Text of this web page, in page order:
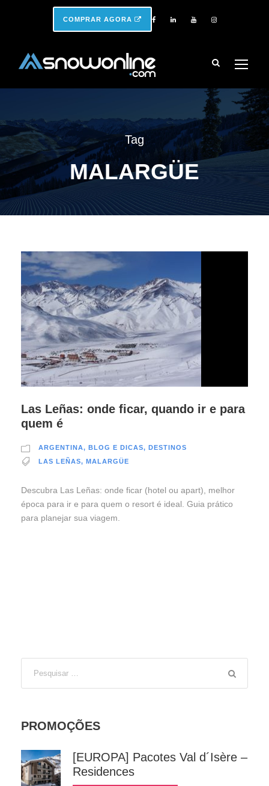
COMPRAR AGORA
Tag
MALARGÜE
Las Leñas: onde ficar, quando ir e para
quem é
ARGENTINA, BLOG E DICAS, DESTINOS
LAS LEÑAS, MALARGÜE
Descubra Las Leñas: onde ficar (hotel ou apart), melhor
época para ir e para quem o resort é ideal. Guia prático
para planejar sua viagem.
PROMOÇÕES
[EUROPA] Pacotes Val d´Isère –
Residences